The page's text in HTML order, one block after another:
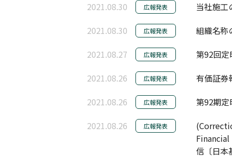
2021.08.30
広報発表
当社施工
2021.08.30
広報発表
組織名称
2021.08.27
広報発表
第92回定
2021.08.26
広報発表
有価証券
2021.08.26
広報発表
第92期定
2021.08.26
広報発表
Financial
信〔日本